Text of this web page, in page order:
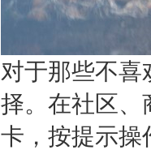
对于那些不
择。在社区、
卡，按提示操